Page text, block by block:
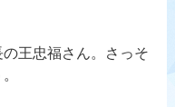
王忠福さん。さっそ